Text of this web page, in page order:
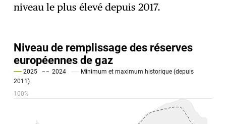
niveau le plus élevé depuis 2017.